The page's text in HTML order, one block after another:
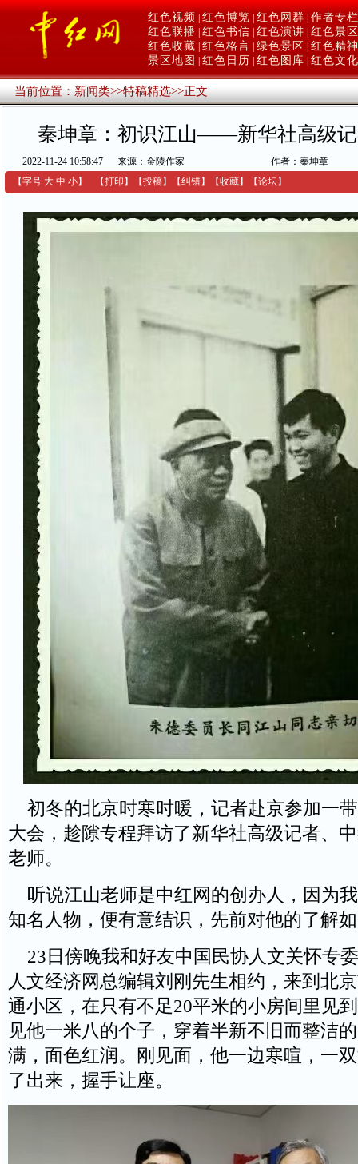
红色视频 红色博览 红色网群 作者专栏
红色联播 红色书信 红色演讲 红色景区
红色收藏 红色格言 绿色景区
红色精神
景区地图
红色日历 红色图库 红色文化
当前位置：新闻类>>特稿精选>>正文
秦坤章：初识江山——新华社高级
2022-11-24 10:58:47 来源：金陵作家
作者：秦坤章
【字号 大 中 小】 【打印 】 【投稿】 【纠错】 【收藏】 【论坛】
初冬的北京时寒时暖，记者赴京参加一
大会，趁隙专程拜访了新华社高级记者、
老师。
听说江山老师是中红网的创办人，因为
知名人物，便有意结识，先前对他的了解
23日傍晚我和好友中国民协人文关怀专
人文经济网总编辑刘刚先生相约，来到北
通小区，在只有不足20平米的小房间里见
见他一米八的个子，穿着半新不旧而整洁
满，面色红润。刚见面，他一边寒暄，一
了出来，握手让座。